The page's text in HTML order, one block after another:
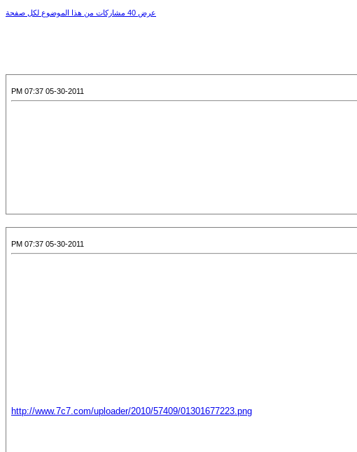
عرض 40 مشاركات من هذا الموضوع لكل صفحة
05-30-2011 07:37 PM
05-30-2011 07:37 PM
http://www.7c7.com/uploader/2010/57409/01301677223.png